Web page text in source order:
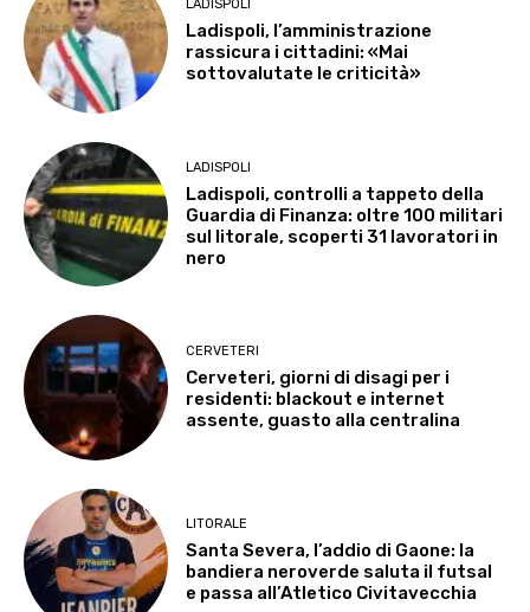
LADISPOLI
Ladispoli, l’amministrazione
rassicura i cittadini: «Mai
sottovalutate le criticità»
LADISPOLI
Ladispoli, controlli a tappeto della
Guardia di Finanza: oltre 100 militari
sul litorale, scoperti 31 lavoratori in
nero
CERVETERI
Cerveteri, giorni di disagi per i
residenti: blackout e internet
assente, guasto alla centralina
LITORALE
Santa Severa, l’addio di Gaone: la
bandiera neroverde saluta il futsal
e passa all’Atletico Civitavecchia